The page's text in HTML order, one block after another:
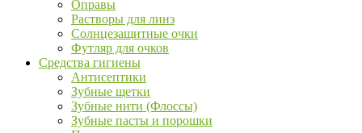
Оправы
Растворы для линз
Солнцезащитные очки
Футляр для очков
Средства гигиены
Антисептики
Зубные щетки
Зубные нити (Флоссы)
Зубные пасты и порошки